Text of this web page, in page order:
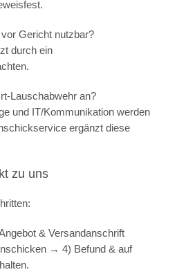
Gericht nutzbar?
durch ein
Lauschabwehr an?
und IT/Kommunikation werden
ergänzt diese
zu uns
& Versandanschrift
→ 4) Befund & auf